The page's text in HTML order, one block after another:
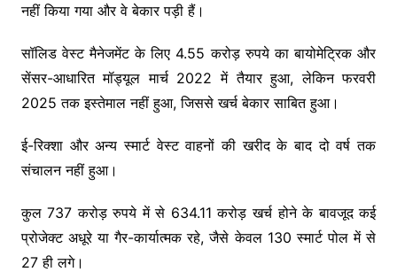
नहीं किया गया और वे बेकार पड़ी हैं।
सॉलिड वेस्ट मैनेजमेंट के लिए 4.55 करोड़ रुपये का बायोमेट्रिक और
सेंसर-आधारित मॉड्यूल मार्च 2022 में तैयार हुआ, लेकिन फरवरी
2025 तक इस्तेमाल नहीं हुआ, जिससे खर्च बेकार साबित हुआ।
ई-रिक्शा और अन्य स्मार्ट वेस्ट वाहनों की खरीद के बाद दो वर्ष तक
संचालन नहीं हुआ।
कुल 737 करोड़ रुपये में से 634.11 करोड़ खर्च होने के बावजूद कई
प्रोजेक्ट अधूरे या गैर-कार्यात्मक रहे, जैसे केवल 130 स्मार्ट पोल में से
27 ही लगे।